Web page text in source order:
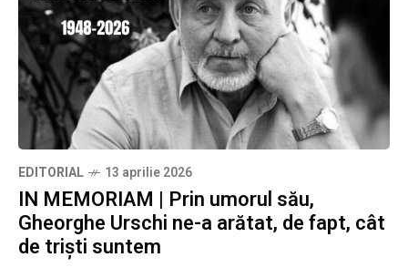
EDITORIAL 13 aprilie 2026
IN MEMORIAM | Prin umorul său,
Gheorghe Urschi ne-a arătat, de fapt, cât
de triști suntem